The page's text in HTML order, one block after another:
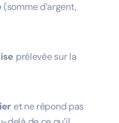
(somme d’argent,
prélevée sur la
et ne répond pas